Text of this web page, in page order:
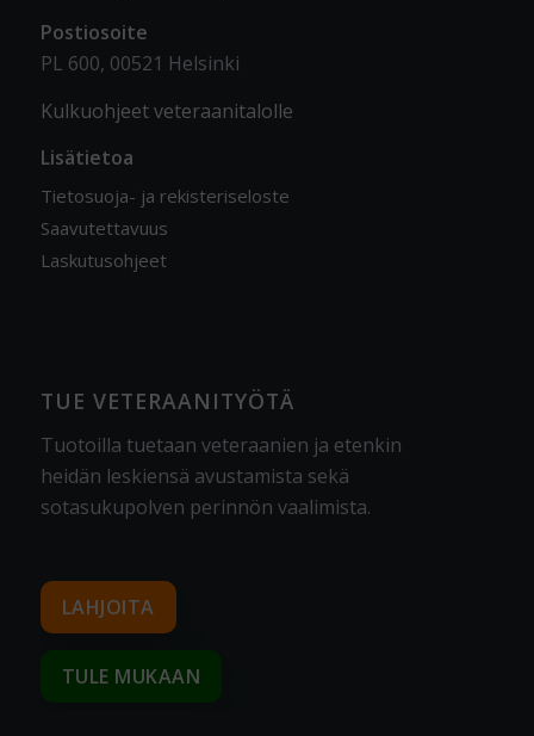
Postiosoite
PL 600, 00521 Helsinki
Kulkuohjeet veteraanitalolle
Lisätietoa
Tietosuoja- ja rekisteriseloste
Saavutettavuus
Laskutusohjeet
TUE VETERAANITYÖTÄ
Tuotoilla tuetaan veteraanien ja etenkin
heidän leskiensä avustamista sekä
sotasukupolven perinnön vaalimista.
LAHJOITA
TULE MUKAAN